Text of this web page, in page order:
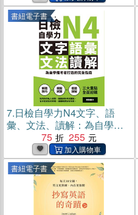
書紐電子書
7.日檢自學力N4文字、語
彙、文法、讀解：為自學備
考者打造的完全指南(電子書)
75 255
書紐電子書